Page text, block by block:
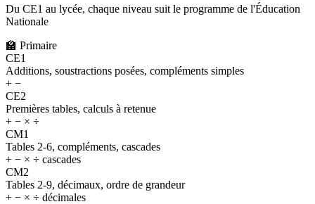
Du CE1 au lycée, chaque niveau suit le programme de l'Éducation
Nationale
🏫 Primaire
CE1
Additions, soustractions posées, compléments simples
+ −
CE2
Premières tables, calculs à retenue
+ − × ÷
CM1
Tables 2-6, compléments, cascades
+ − × ÷ cascades
CM2
Tables 2-9, décimaux, ordre de grandeur
+ − × ÷ décimales